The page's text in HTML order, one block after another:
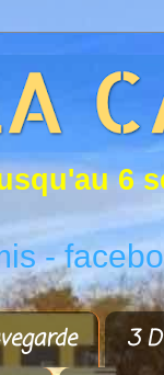
squ'au 6 s
-
3 D